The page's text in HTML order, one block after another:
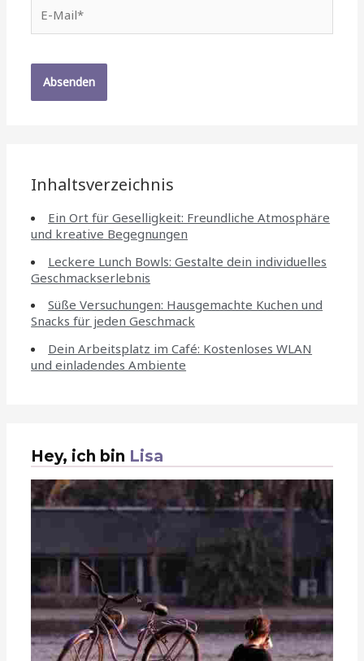
Mail*
Inhaltsverzeichnis
Ein Ort für Geselligkeit: Freundliche Atmosphäre
und kreative Begegnungen
Leckere Lunch Bowls: Gestalte dein individuelles
Geschmackserlebnis
Süße Versuchungen: Hausgemachte Kuchen und
Snacks für jeden Geschmack
Dein Arbeitsplatz im Café: Kostenloses WLAN
und einladendes Ambiente
Hey, ich bin Lisa